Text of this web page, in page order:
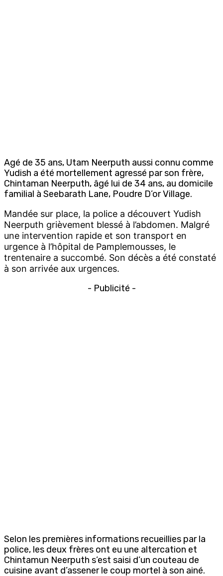
Agé de 35 ans, Utam Neerputh aussi connu comme
Yudish a été mortellement agressé par son frère,
Chintaman Neerputh, âgé lui de 34 ans, au domicile
familial à Seebarath Lane, Poudre D’or Village.
Mandée sur place, la police a découvert Yudish
Neerputh grièvement blessé à l’abdomen. Malgré
une intervention rapide et son transport en
urgence à l’hôpital de Pamplemousses, le
trentenaire a succombé. Son décès a été constaté
à son arrivée aux urgences.
- Publicité -
Selon les premières informations recueillies par la
police, les deux frères ont eu une altercation et
Chintamun Neerputh s’est saisi d’un couteau de
cuisine avant d’assener le coup mortel à son ainé.